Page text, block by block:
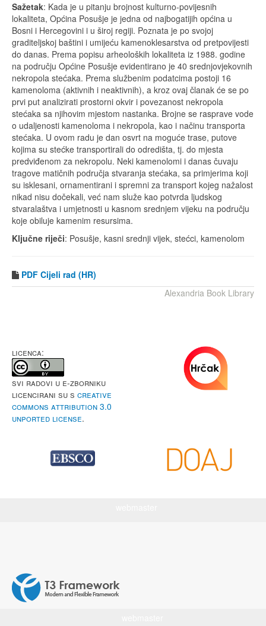
Sažetak: Kada je u pitanju brojnost kulturno-povijesnih
lokaliteta, Općina Posušje je jedna od najbogatijih općina u
Bosni i Hercegovini i u široj regiji. Poznata je po svojoj
graditeljskoj baštini i umijeću kamenoklesarstva od pretpovijesti
do danas. Prema popisu arheoloških lokaliteta iz 1988. godine
na području Općine Posušje evidentirano je 40 srednjovjekovnih
nekropola stećaka. Prema službenim podatcima postoji 16
kamenoloma (aktivnih i neaktivnih), a kroz ovaj članak će se po
prvi put analizirati prostorni okvir i povezanost nekropola
stećaka sa njihovim mjestom nastanka. Brojne se rasprave vode
o udaljenosti kamenoloma i nekropola, kao i načinu transporta
stećaka. U ovom radu je dan osvrt na moguće trase, putove
kojima su stećke transportirali do odredišta, tj. do mjesta
predviđenom za nekropolu. Neki kamenolomi i danas čuvaju
tragove matičnih područja stvaranja stećaka, sa primjerima koji
su isklesani, ornamentirani i spremni za transport kojeg nažalost
nikad nisu dočekali, već nam služe kao potvrda ljudskog
stvaralaštva i umjetnosti u kasnom srednjem vijeku na području
koje obiluje kamenim resursima.
Ključne riječi: Posušje, kasni srednji vijek, stećci, kamenolom
PDF Cijeli rad (HR)
Alexandria Book Library
LICENCA:
Svi radovi u e-Zborniku
licencirani su s Creative
Commons Attribution 3.0
Unported License.